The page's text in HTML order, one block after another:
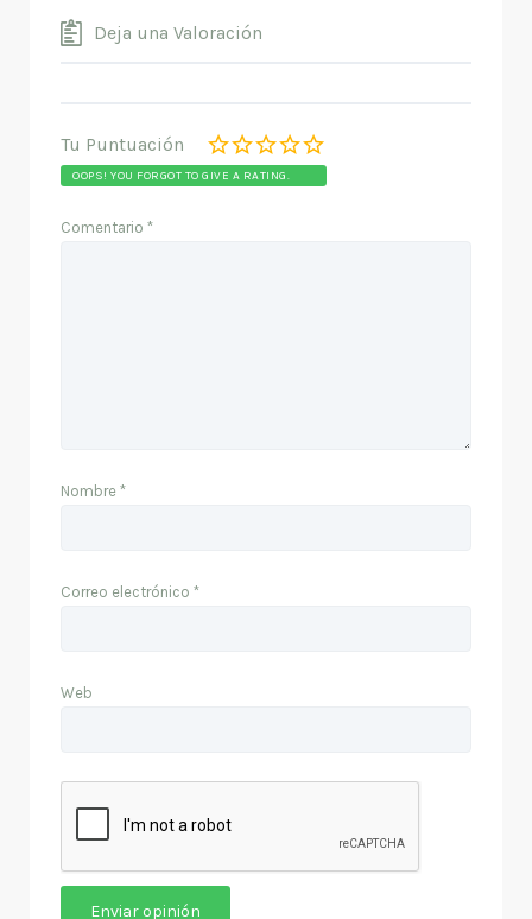
Deja una Valoración
Tu Puntuación
OOPS! YOU FORGOT TO GIVE A RATING.
Comentario *
Nombre *
Correo electrónico *
Web